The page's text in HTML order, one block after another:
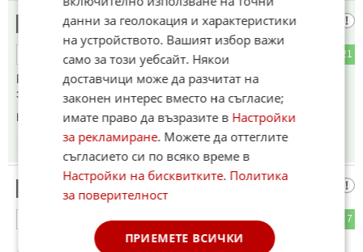
Русия няма
21
Ракети, свършиха още 2022 година, Урсулата каза.Всички
западни демократични свободни медии писаха тогава.
Коментиран от#26
07.05.2024
Варненец
7
данни за геолокация и характеристики
на устройството. Вашият избор важи
само за този уебсайт. Някои
доставчици може да разчитат на
законен интерес вместо на съгласие;
имате право да възразите в Настройки
за рекламиране. Можете да оттеглите
съгласието си по всяко време в
Настройки на бисквитките. Политика
за поверителност
ПРИЕМЕТЕ ВСИЧКИ